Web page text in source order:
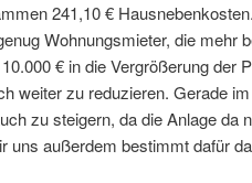
241,10 €
Wohnungsmieter, die mehr
€ in die Vergrößerung der
weiter zu reduzieren. Gerade
zu steigern, da die Anlage da
uns außerdem bestimmt dafür